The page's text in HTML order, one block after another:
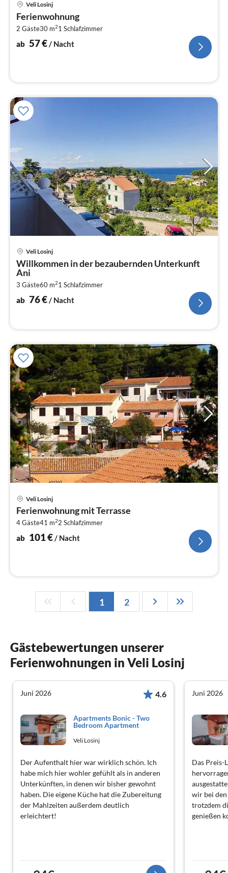
Veli Losinj
Ferienwohnung
2 Gäste30 m21 Schlafzimmer
ab 57€ / Nacht
Veli Losinj
Willkommen in der bezaubernden Unterkunft
Ani
3 Gäste60 m21 Schlafzimmer
ab 76€/ Nacht
Veli Losinj
Ferienwohnung mit Terrasse
4 Gäste41 m22 Schlafzimmer
ab 101€/ Nacht
1 2
Gästebewertungen unserer
Ferienwohnungen in Veli Losinj
Juni 2026 4.6
Apartments Bonic - Two
Bedroom Apartment
Veli Losinj
Der Aufenthalt hier war wirklich schön. Ich
habe mich hier wohler gefühlt als in anderen
Unterkünften, in denen wir bisher gewohnt
haben. Die eigene Küche hat die Zubereitung
der Mahlzeiten außerdem deutlich
erleichtert!
Juni 2026
Das Preis-
wir bei
trotzdem
genießen